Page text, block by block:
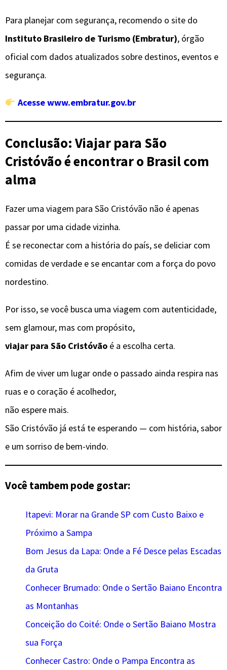
Para planejar com segurança, recomendo o site do
Instituto Brasileiro de Turismo (Embratur), órgão
oficial com dados atualizados sobre destinos, eventos e
segurança.
Acesse www.embratur.gov.br
Conclusão: Viajar para São
Cristóvão é encontrar o Brasil com
alma
Fazer uma viagem para São Cristóvão não é apenas
passar por uma cidade vizinha.
É se reconectar com a história do país, se deliciar com
comidas de verdade e se encantar com a força do povo
nordestino.
Por isso, se você busca uma viagem com autenticidade,
sem glamour, mas com propósito,
viajar para São Cristóvão é a escolha certa.
Afim de viver um lugar onde o passado ainda respira nas
ruas e o coração é acolhedor,
não espere mais.
São Cristóvão já está te esperando — com história, sabor
e um sorriso de bem-vindo.
Você tambem pode gostar:
Itapevi: Morar na Grande SP com Custo Baixo e
Próximo a Sampa
Bom Jesus da Lapa: Onde a Fé Desce pelas Escadas
da Gruta
Conhecer Brumado: Onde o Sertão Baiano Encontra
as Montanhas
Conceição do Coité: Onde o Sertão Baiano Mostra
sua Força
Conhecer Castro: Onde o Pampa Encontra as